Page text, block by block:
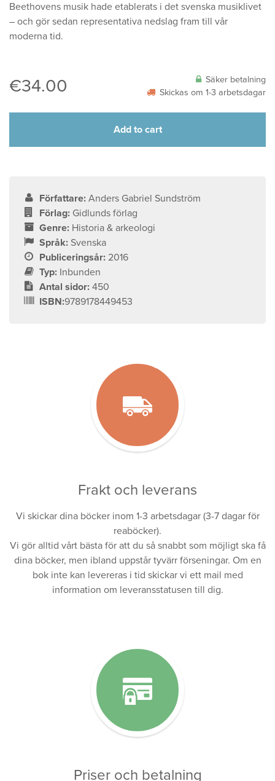
Beethovens musik hade etablerats i det svenska musiklivet
– och gör sedan representativa nedslag fram till vår
moderna tid.
€34.00
Säker betalning
Skickas om 1-3 arbetsdagar
Add to cart
Författare: Anders Gabriel Sundström
Förlag: Gidlunds förlag
Genre: Historia & arkeologi
Språk: Svenska
Publiceringsår: 2016
Typ: Inbunden
Antal sidor: 450
ISBN:9789178449453
Frakt och leverans
Vi skickar dina böcker inom 1-3 arbetsdagar (3-7 dagar för
reaböcker).
Vi gör alltid vårt bästa för att du så snabbt som möjligt ska få
dina böcker, men ibland uppstår tyvärr förseningar. Om en
bok inte kan levereras i tid skickar vi ett mail med
information om leveransstatusen till dig.
Priser och betalning